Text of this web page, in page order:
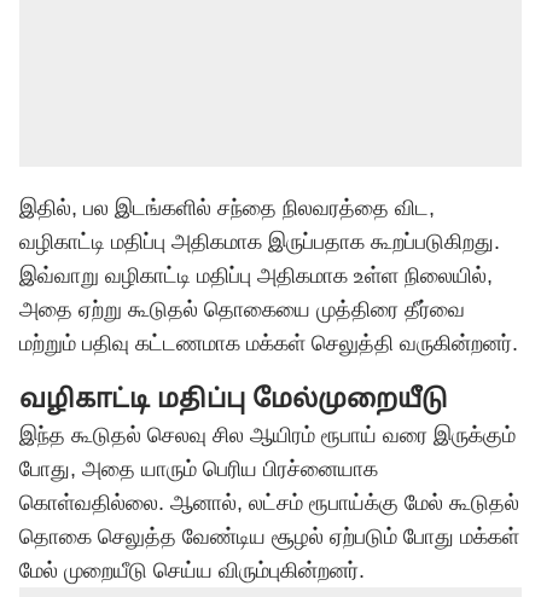
இதில், பல இடங்களில் சந்தை நிலவரத்தை விட,
வழிகாட்டி மதிப்பு அதிகமாக இருப்பதாக கூறப்படுகிறது.
இவ்வாறு வழிகாட்டி மதிப்பு அதிகமாக உள்ள நிலையில்,
அதை ஏற்று கூடுதல் தொகையை முத்திரை தீர்வை
மற்றும் பதிவு கட்டணமாக மக்கள் செலுத்தி வருகின்றனர்.
வழிகாட்டி மதிப்பு மேல்முறையீடு
இந்த கூடுதல் செலவு சில ஆயிரம் ரூபாய் வரை இருக்கும்
போது, அதை யாரும் பெரிய பிரச்னையாக
கொள்வதில்லை. ஆனால், லட்சம் ரூபாய்க்கு மேல் கூடுதல்
தொகை செலுத்த வேண்டிய சூழல் ஏற்படும் போது மக்கள்
மேல் முறையீடு செய்ய விரும்புகின்றனர்.